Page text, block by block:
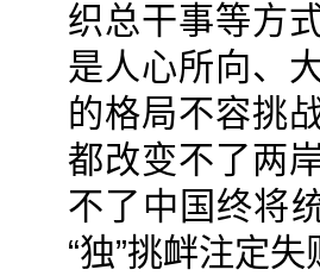
织总干事等方
是人心所向、
的格局不容挑
都改变不了两
不了中国终将
“独”挑衅注定失